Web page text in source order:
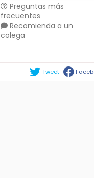
Preguntas más
frecuentes
Recomienda a un
colega
Tweet